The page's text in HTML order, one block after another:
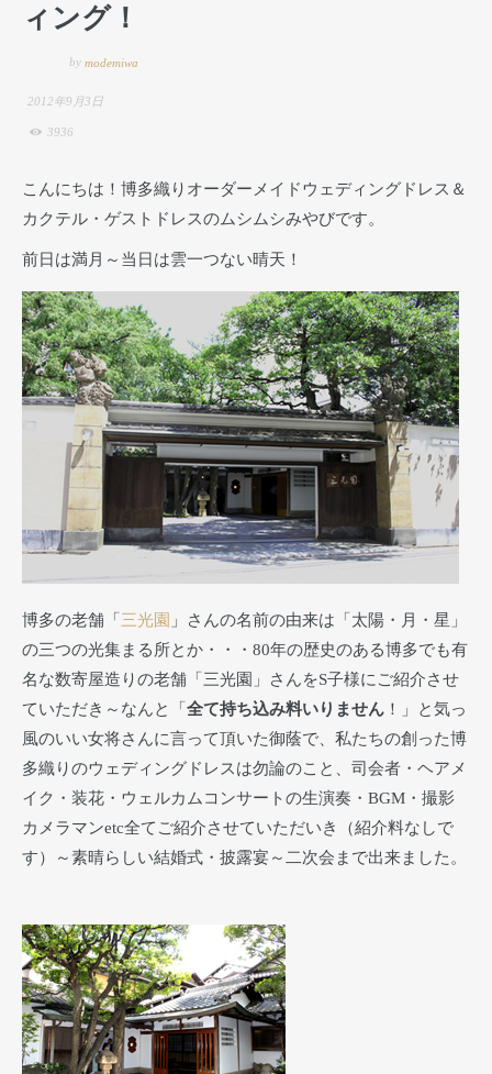
ィング！
by modemiwa
2012年9月3日
3936
こんにちは！博多織りオーダーメイドウェディングドレス＆
カクテル・ゲストドレスのムシムシみやびです。
前日は満月～当日は雲一つない晴天！
博多の老舗「三光園 」さんの名前の由来は「太陽・月・星」
の三つの光集まる所とか・・・80年の歴史のある博多でも有
名な数寄屋造りの老舗「三光園」さんをS子様にご紹介させ
ていただき～なんと「全て持ち込み料いりません ！」と気っ
風のいい女将さんに言って頂いた御蔭で、私たちの創った博
多織りのウェディングドレスは勿論のこと、司会者・ヘアメ
イク・装花・ウェルカムコンサートの生演奏・BGM・撮影
カメラマンetc全てご紹介させていただいき（紹介料なしで
す）～素晴らしい結婚式・披露宴～二次会まで出来ました。